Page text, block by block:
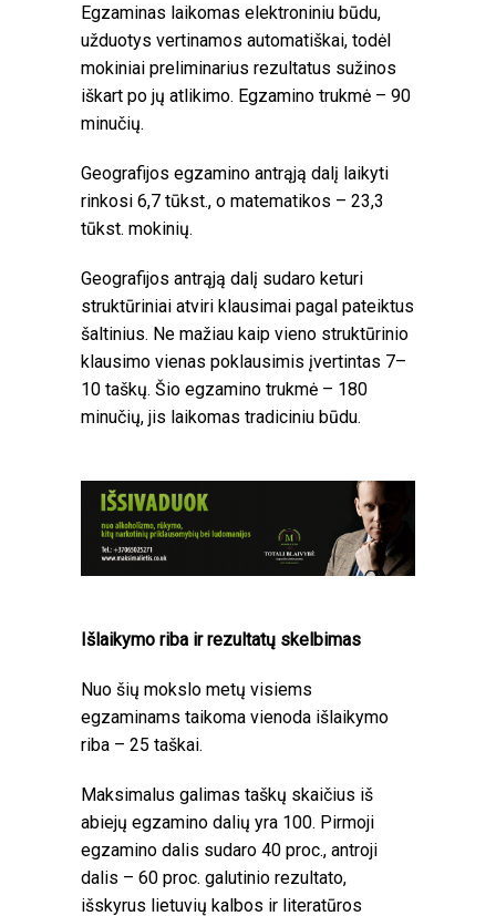
Egzaminas laikomas elektroniniu būdu,
užduotys vertinamos automatiškai, todėl
mokiniai preliminarius rezultatus sužinos
iškart po jų atlikimo. Egzamino trukmė – 90
minučių.
Geografijos egzamino antrąją dalį laikyti
rinkosi 6,7 tūkst., o matematikos – 23,3
tūkst. mokinių.
Geografijos antrąją dalį sudaro keturi
struktūriniai atviri klausimai pagal pateiktus
šaltinius. Ne mažiau kaip vieno struktūrinio
klausimo vienas poklausimis įvertintas 7–
10 taškų. Šio egzamino trukmė – 180
minučių, jis laikomas tradiciniu būdu.
Išlaikymo riba ir rezultatų skelbimas
Nuo šių mokslo metų visiems
egzaminams taikoma vienoda išlaikymo
riba – 25 taškai.
Maksimalus galimas taškų skaičius iš
abiejų egzamino dalių yra 100. Pirmoji
egzamino dalis sudaro 40 proc., antroji
dalis – 60 proc. galutinio rezultato,
išskyrus lietuvių kalbos ir literatūros